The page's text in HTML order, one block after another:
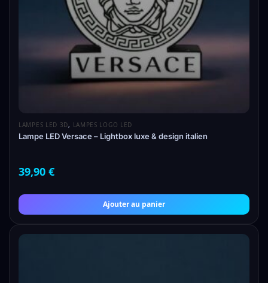
LAMPES LED 3D, LAMPES LOGO LED
Lampe LED Versace – Lightbox luxe & design italien
39,90 €
Ajouter au panier